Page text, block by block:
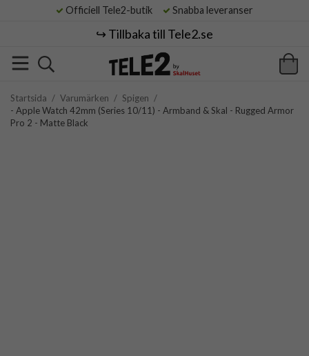
Officiell Tele2-butik Snabba leveranser
↪️ Tillbaka till Tele2.se
Startsida / Varumärken / Spigen /
- Apple Watch 42mm (Series 10/11) - Armband & Skal - Rugged Armor
Pro 2 - Matte Black